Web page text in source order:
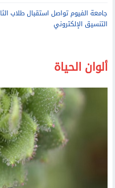
جامعة الفيوم تواصل استقبال طلاب
التنسيق الإلكتروني
ألوان الحياة